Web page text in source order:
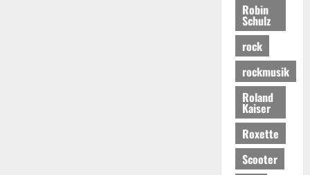
Robin
Schulz
rock
rockmusik
Roland
Kaiser
Roxette
Scooter